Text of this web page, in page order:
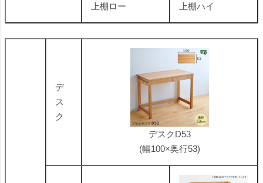
上棚ロー 上棚ハイ
デ
ス
ク
デスクD53
(幅100×奥行53)